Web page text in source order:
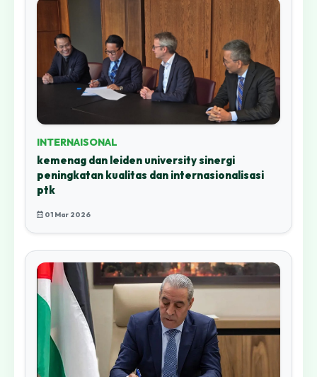
INTERNAISONAL
kemenag dan leiden university sinergi
peningkatan kualitas dan internasionalisasi
ptk
01 Mar 2026